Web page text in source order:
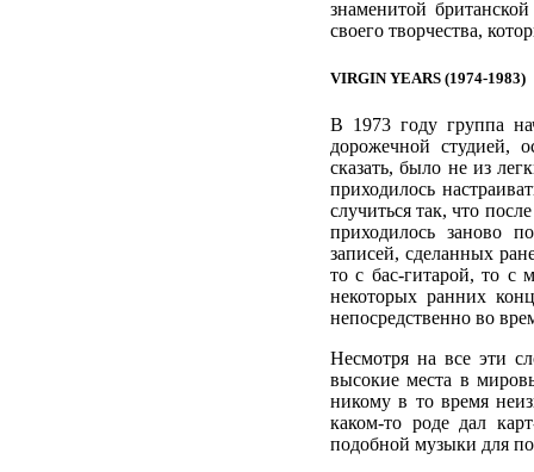
знаменитой
своего творчества,
VIRGIN YEARS (1974-1983)
В 1973 году группа
дорожечной студией,
сказать, было не из
приходилось
случиться так, что
приходилось заново
записей, сделанных
то с бас-гитарой, то с
некоторых ранних
непосредственно во
Несмотря на все эти
высокие места в
никому в то время
каком-то роде дал
подобной музыки для